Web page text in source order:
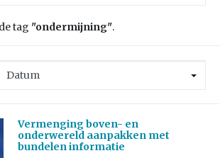
tag "ondermijning".
Vermenging boven- en
onderwereld aanpakken met
bundelen informatie